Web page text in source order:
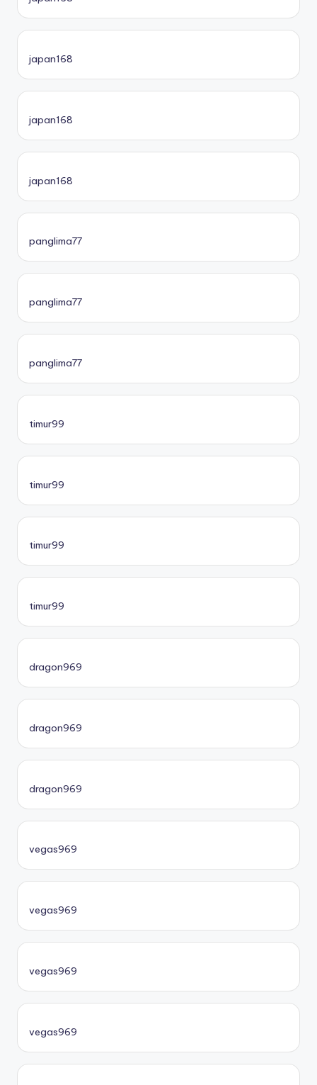
japan168
japan168
japan168
panglima77
panglima77
panglima77
timur99
timur99
timur99
timur99
dragon969
dragon969
dragon969
vegas969
vegas969
vegas969
vegas969